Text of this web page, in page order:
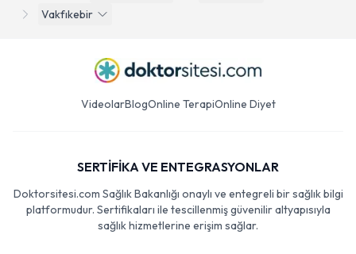
Vakfıkebir
VideolarBlogOnline TerapiOnline Diyet
SERTİFİKA VE ENTEGRASYONLAR
Doktorsitesi.com Sağlık Bakanlığı onaylı ve entegreli bir sağlık bilgi
platformudur. Sertifikaları ile tescillenmiş güvenilir altyapısıyla
sağlık hizmetlerine erişim sağlar.